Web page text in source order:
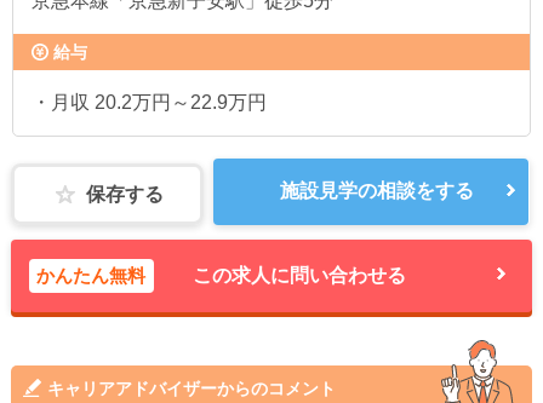
給与
・月収 20.2万円～22.9万円
保存する 施設見学の相談をする
かんたん無料 この求人に問い合わせる
キャリアアドバイザーからのコメント